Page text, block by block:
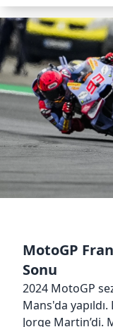
MotoGP
Sonu
2024 MotoGP
Mans'da
Jorge Martin’di.